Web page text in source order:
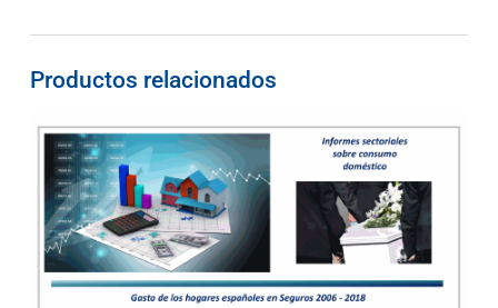
Productos relacionados